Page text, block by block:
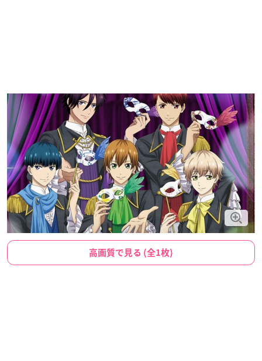
高画質で見る (全1枚)